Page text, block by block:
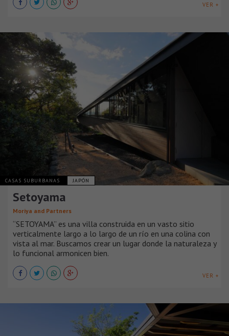
VER +
CASAS SUBURBANAS JAPÓN
Setoyama
Moriya and Partners
“SETOYAMA” es una villa construida en un vasto sitio
verticalmente largo a lo largo de un río en una colina con
vista al mar. Buscamos crear un lugar donde la naturaleza y
lo funcional armonicen bien.
VER +